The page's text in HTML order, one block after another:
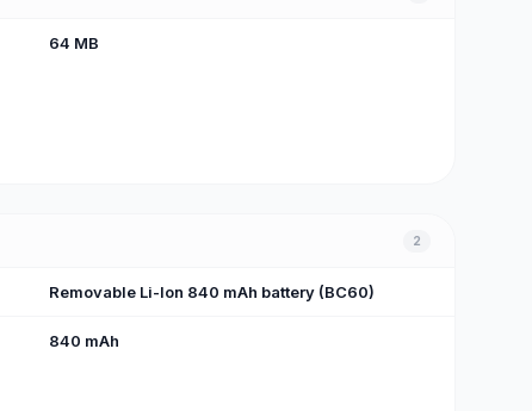
64 MB
2
Removable Li-Ion 840 mAh battery (BC60)
840 mAh